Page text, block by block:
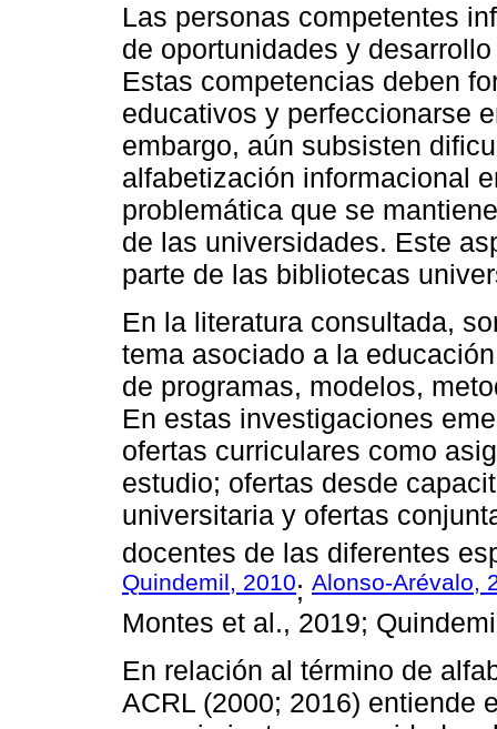
Las personas competentes
de oportunidades y
Estas competencias deben
educativos y perfeccionarse
embargo, aún subsisten
alfabetización informacional
problemática que se
de las universidades. Este
parte de las bibliotecas
En la literatura consultada,
tema asociado a la
de programas, modelos,
En estas investigaciones
ofertas curriculares como
estudio; ofertas desde
universitaria y ofertas
docentes de las diferentes
Quindemil, 2010; Alonso-Arévalo,
Montes et al., 2019;
En relación al término de
ACRL (2000; 2016) entiende